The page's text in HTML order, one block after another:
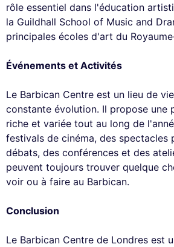
rôle essentiel dans l'éducation
la Guildhall School of Music and
principales écoles d'art du
Événements et Activités
Le Barbican Centre est un lieu de
constante évolution. Il propose une
riche et variée tout au long de
festivals de cinéma, des spectacles
débats, des conférences et des
peuvent toujours trouver quelque
voir ou à faire au Barbican.
Conclusion
Le Barbican Centre de Londres est